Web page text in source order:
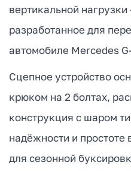
вертикальной
разработанное для
автомобиле Mercedes
Сцепное устройство
крюком на 2 болтах,
конструкция с шаром
надёжности и простоте
для сезонной